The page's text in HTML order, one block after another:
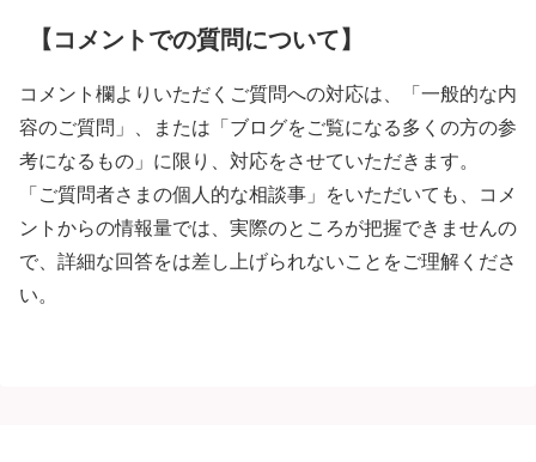
【コメントでの質問について】
コメント欄よりいただくご質問への対応は、「一般的な内
容のご質問」、または「ブログをご覧になる多くの方の参
考になるもの」に限り、対応をさせていただきます。
「ご質問者さまの個人的な相談事」をいただいても、コメ
ントからの情報量では、実際のところが把握できませんの
で、詳細な回答をは差し上げられないことをご理解くださ
い。